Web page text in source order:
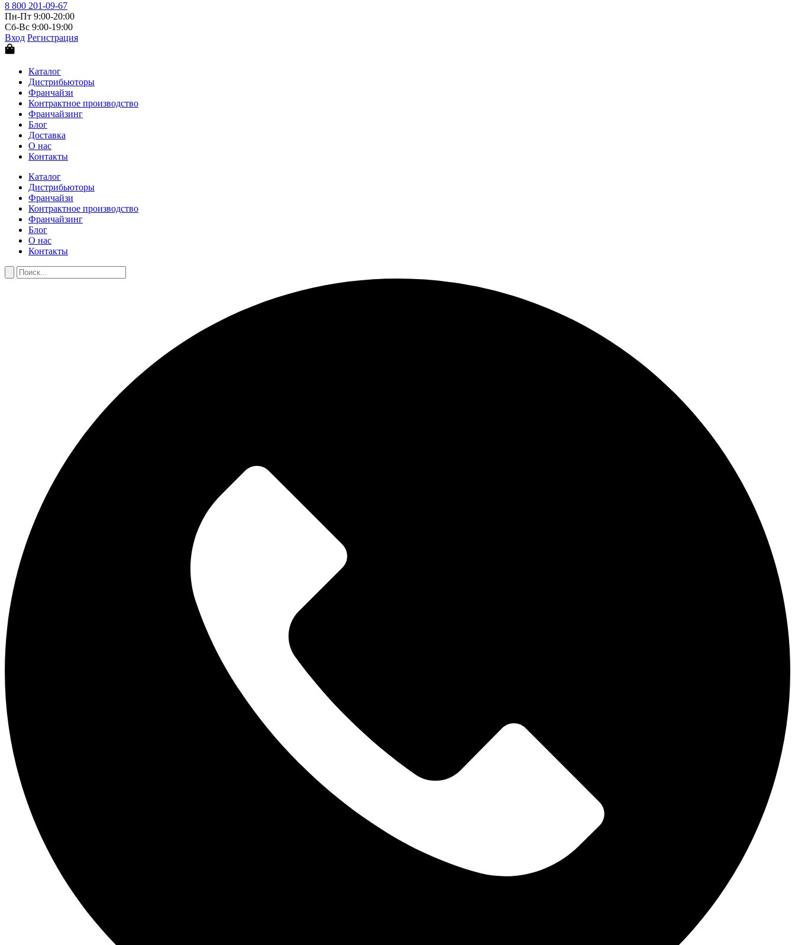
8 800 201-09-67
Пн-Пт 9:00-20:00
Сб-Вс 9:00-19:00
Вход Регистрация
Каталог
Дистрибьюторы
Франчайзи
Контрактное производство
Франчайзинг
Блог
Доставка
О нас
Контакты
Каталог
Дистрибьюторы
Франчайзи
Контрактное производство
Франчайзинг
Блог
О нас
Контакты